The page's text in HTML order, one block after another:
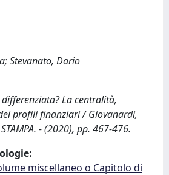
Stevanato, Dario
differenziata? La centralità,
profili finanziari / Giovanardi,
- (2020), pp. 467-476.
miscellaneo o Capitolo di